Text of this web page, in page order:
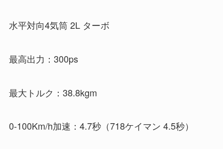
水平対向4気筒 2L ターボ
最高出力：300ps
最大トルク：38.8kgm
0-100Km/h加速：4.7秒（718ケイマン 4.5秒）